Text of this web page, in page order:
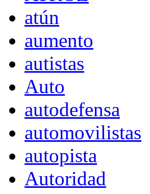
atún
aumento
autistas
Auto
autodefensa
automovilistas
autopista
Autoridad